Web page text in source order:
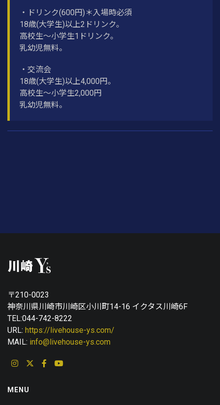
・ドリンク(600円)＊入場時必須
18歳(大学生)以上2ドリンク。
高校生〜小学生1ドリンク。
乳幼児無料。
・交流会
18歳(大学生)以上4,000円。
高校生〜小学生2,000円
乳幼児無料。
〒210-0023
神奈川県川崎市川崎区小川町14-16 イクタス川崎6F
TEL:044-742-8222
URL: https://livehouse-ys.com/
MAIL: info@livehouse-ys.com
MENU